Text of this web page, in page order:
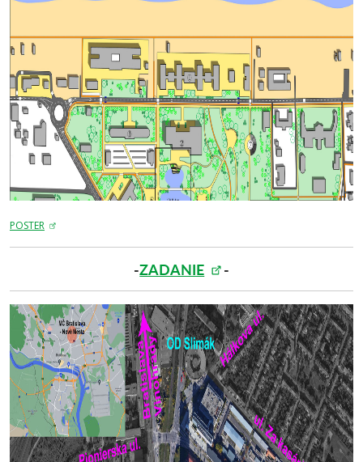
POSTER
-ZADANIE -